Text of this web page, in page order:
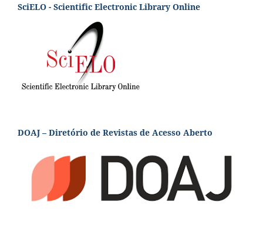
SciELO - Scientific Electronic Library Online
DOAJ – Diretório de Revistas de Acesso Aberto